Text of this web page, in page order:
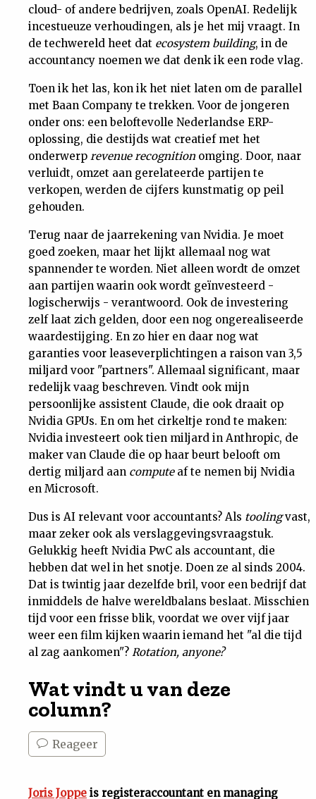
cloud- of andere bedrijven, zoals OpenAI. Redelijk
incestueuze verhoudingen, als je het mij vraagt. In
de techwereld heet dat ecosystem building, in de
accountancy noemen we dat denk ik een rode vlag.
Toen ik het las, kon ik het niet laten om de parallel
met Baan Company te trekken. Voor de jongeren
onder ons: een beloftevolle Nederlandse ERP-
oplossing, die destijds wat creatief met het
onderwerp revenue recognition omging. Door, naar
verluidt, omzet aan gerelateerde partijen te
verkopen, werden de cijfers kunstmatig op peil
gehouden.
Terug naar de jaarrekening van Nvidia. Je moet
goed zoeken, maar het lijkt allemaal nog wat
spannender te worden. Niet alleen wordt de omzet
aan partijen waarin ook wordt geïnvesteerd -
logischerwijs - verantwoord. Ook de investering
zelf laat zich gelden, door een nog ongerealiseerde
waardestijging. En zo hier en daar nog wat
garanties voor leaseverplichtingen a raison van 3,5
miljard voor "partners". Allemaal significant, maar
redelijk vaag beschreven. Vindt ook mijn
persoonlijke assistent Claude, die ook draait op
Nvidia GPUs. En om het cirkeltje rond te maken:
Nvidia investeert ook tien miljard in Anthropic, de
maker van Claude die op haar beurt belooft om
dertig miljard aan computeaf te nemen bij Nvidia
en Microsoft.
Dus is AI relevant voor accountants? Als toolingvast,
maar zeker ook als verslaggevingsvraagstuk.
Gelukkig heeft Nvidia PwC als accountant, die
hebben dat wel in het snotje. Doen ze al sinds 2004.
Dat is twintig jaar dezelfde bril, voor een bedrijf dat
inmiddels de halve wereldbalans beslaat. Misschien
tijd voor een frisse blik, voordat we over vijf jaar
weer een film kijken waarin iemand het "al die tijd
al zag aankomen"? Rotation, anyone?
Wat vindt u van deze
column?
Reageer
Joris Joppe is registeraccountant en managing